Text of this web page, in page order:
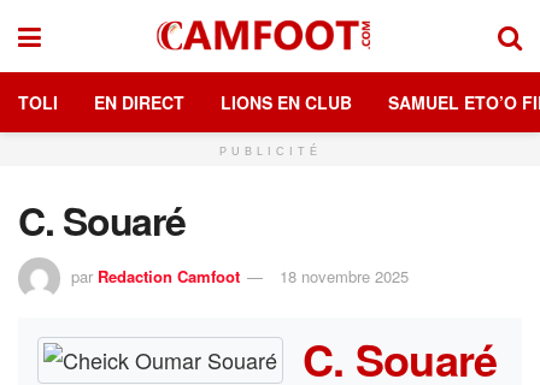
TOLI EN DIRECT LIONS EN CLUB SAMUEL ETO’O
PUBLICITÉ
C. Souaré
par Redaction Camfoot 18 novembre 2025
C. Souaré